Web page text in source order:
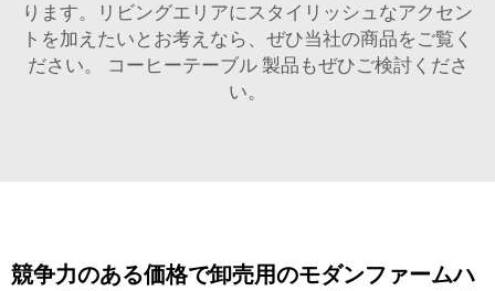
ります。リビングエリアにスタイリッシュなアクセン
トを加えたいとお考えなら、ぜひ当社の商品をご覧く
ださい。
コーヒーテーブル 製品もぜひご検討くださ
い。
競争力のある価格で卸売用のモダンファームハ